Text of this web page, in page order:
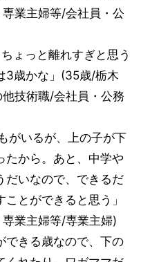
業主婦等/会社員・公
ょっと離れすぎと思う
3歳かな」(35歳/栃木
技術職/会社員・公務
がいるが、上の子が下
たから。あと、中学や
だいなので、できるだ
とができると思う」
業主婦等/専業主婦)
できる歳なので、下の